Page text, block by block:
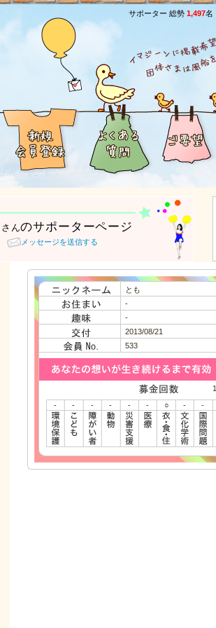
サポーター 総勢 1,497名
さんのサポーターページ
メッセージを送信する
とも
-
-
2013/08/21
533
1
-
- - - - - ○ - -